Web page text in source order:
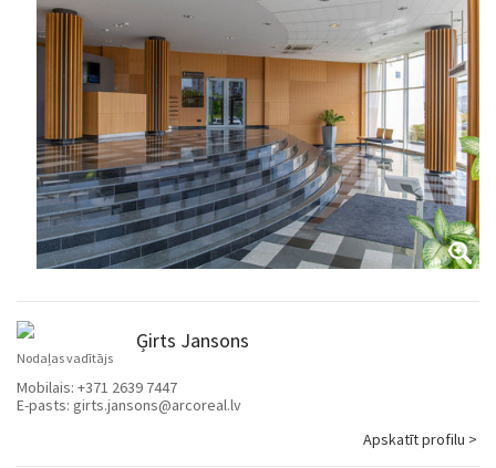
Ģirts Jansons
Nodaļas vadītājs
Mobilais: +371 2639 7447
E-pasts: girts.jansons@arcoreal.lv
Apskatīt profilu >